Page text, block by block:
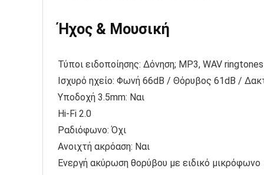
Ήχος & Μουσική
Τύποι ειδοποίησης: Δόνηση; MP3, WAV ringtones
Ισχυρό ηχείο: Φωνή 66dB / Θόρυβος 61dB /
Υποδοχή 3.5mm: Ναι
Hi-Fi 2.0
Ραδιόφωνο: Όχι
Ανοιχτή ακρόαση: Ναι
Ενεργή ακύρωση θορύβου με ειδικό μικρόφωνο